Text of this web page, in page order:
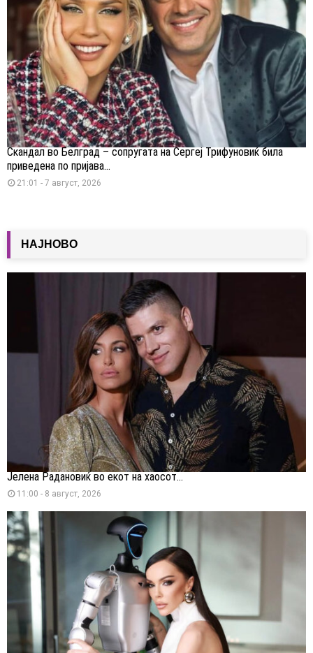
Скандал во Белград – сопругата на Сергеј Трифуновиќ била
приведена по пријава...
21:01 - 7 август, 2026
НАЈНОВО
Јелена Радановиќ во екот на хаосот...
11:00 - 8 август, 2026